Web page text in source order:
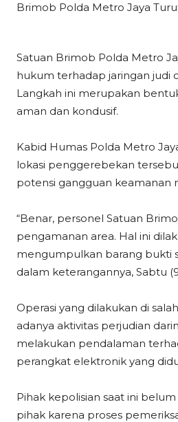
Brimob Polda Metro Jaya
Satuan Brimob Polda Metro
hukum terhadap jaringan judi
Langkah ini merupakan
aman dan kondusif.
Kabid Humas Polda Metro
lokasi penggerebekan
potensi gangguan keamanan
“Benar, personel Satuan
pengamanan area. Hal ini
mengumpulkan barang bukti
dalam keterangannya, Sabtu
Operasi yang dilakukan di
adanya aktivitas perjudian
melakukan pendalaman
perangkat elektronik yang
Pihak kepolisian saat ini
pihak karena proses